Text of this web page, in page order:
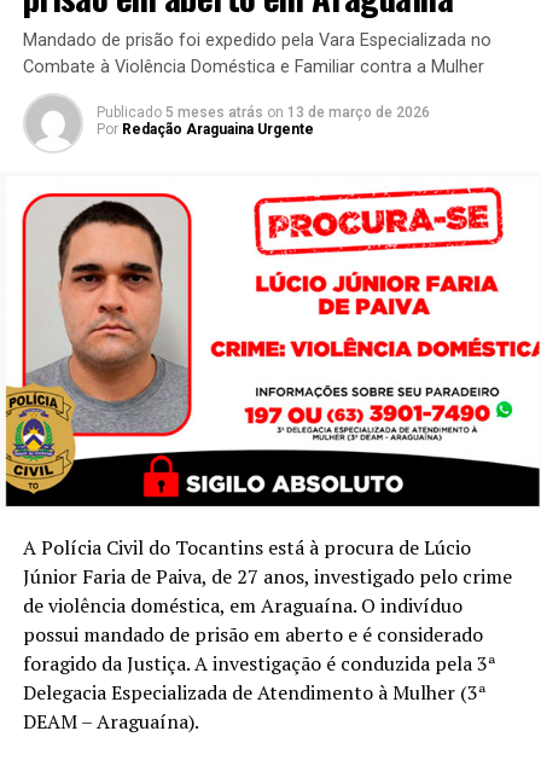
Mandado de prisão foi expedido pela Vara Especializada no
Combate à Violência Doméstica e Familiar contra a Mulher
Publicado 5 meses atrás on 13 de março de 2026
Por Redação Araguaina Urgente
A Polícia Civil do Tocantins está à procura de Lúcio
Júnior Faria de Paiva, de 27 anos, investigado pelo crime
de violência doméstica, em Araguaína. O indivíduo
possui mandado de prisão em aberto e é considerado
foragido da Justiça. A investigação é conduzida pela 3ª
Delegacia Especializada de Atendimento à Mulher (3ª
DEAM – Araguaína).